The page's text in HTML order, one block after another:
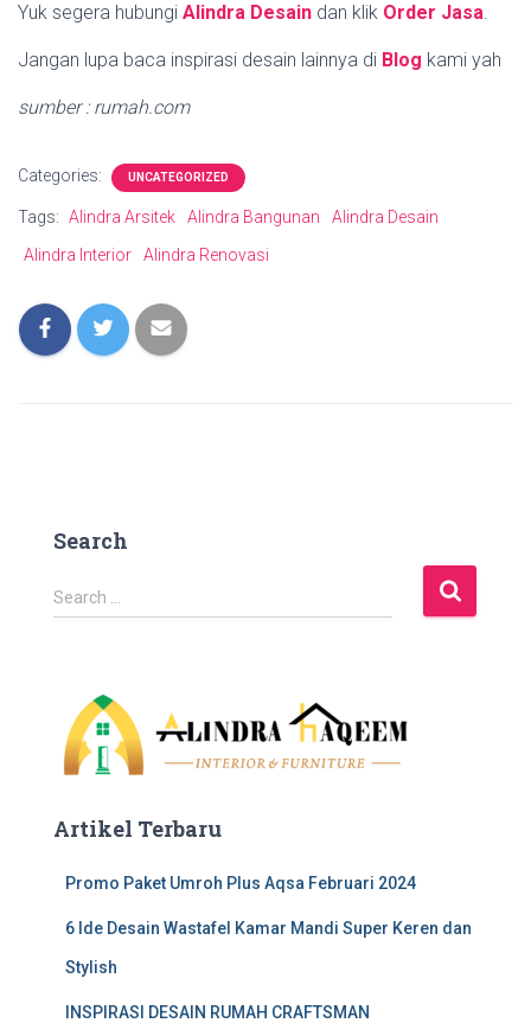
Yuk segera hubungi Alindra Desain dan klik Order Jasa.
Jangan lupa baca inspirasi desain lainnya di Blog kami yah
sumber : rumah.com
Categories: UNCATEGORIZED
Tags: Alindra Arsitek Alindra Bangunan
Alindra Desain
Alindra Interior
Alindra Renovasi
Search
S
e
Search …
Artikel Terbaru
Promo Paket Umroh Plus Aqsa Februari 2024
6 Ide Desain Wastafel Kamar Mandi Super Keren dan
Stylish
INSPIRASI DESAIN RUMAH CRAFTSMAN